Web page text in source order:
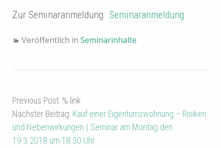
Zur Seminaranmeldung: Seminaranmeldung
Veröffentlich in Seminarinhalte
Previous Post: % link
Nächster Beitrag: Kauf einer Eigentumswohnung – Risiken
und Nebenwirkungen | Seminar am Montag den
19.3.2018 um 18.30 Uhr